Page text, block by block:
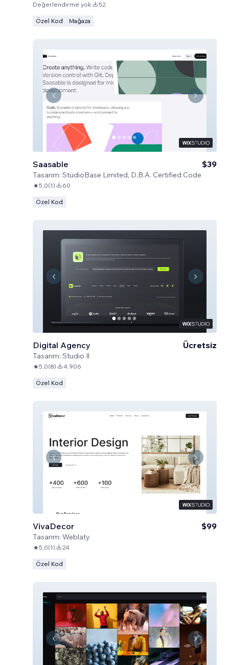
Değerlendirme yok 52
Özel Kod Mağaza
Saasable
Tasarım: StudioBase Limited, D.B.A. Certified Code
$39
5,0(1) 60
Özel Kod
Digital Agency
Tasarım: Studio Il
Ücretsiz
5,0(8) 4.906
Özel Kod
VivaDecor
Tasarım: Weblaty
$99
5,0(1) 24
Özel Kod